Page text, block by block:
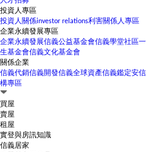
投資人專區
投資人關係investor relations利害關係人專區
企業永續發展專區
企業永續發展信義公益基金會信義學堂社區
生基金會信義文化基金會
關係企業
信義代銷信義開發信義全球資產信義鑑定安
構專區
買屋
賣屋
租屋
實登與房訊知識
信義居家